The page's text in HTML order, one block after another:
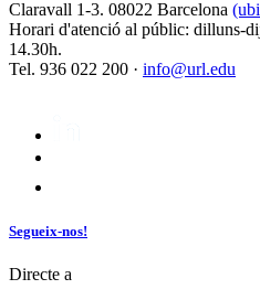
Claravall 1-3. 08022 Barcelona
Horari d'atenció al públic: dilluns-
14.30h.
Tel. 936 022 200 · info@url.edu
Segueix-nos!
Directe a